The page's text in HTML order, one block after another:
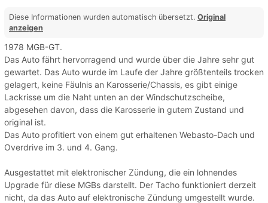
Diese Informationen wurden automatisch übersetzt. Original
anzeigen
1978 MGB-GT.
Das Auto fährt hervorragend und wurde über die Jahre sehr gut
gewartet. Das Auto wurde im Laufe der Jahre größtenteils trocken
gelagert, keine Fäulnis an Karosserie/Chassis, es gibt einige
Lackrisse um die Naht unten an der Windschutzscheibe,
abgesehen davon, dass die Karosserie in gutem Zustand und
original ist.
Das Auto profitiert von einem gut erhaltenen Webasto-Dach und
Overdrive im 3. und 4. Gang.
Ausgestattet mit elektronischer Zündung, die ein lohnendes
Upgrade für diese MGBs darstellt. Der Tacho funktioniert derzeit
nicht, da das Auto auf elektronische Zündung umgestellt wurde.